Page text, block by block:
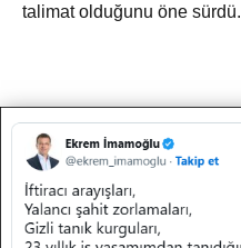
talimat olduğunu öne sürdü.